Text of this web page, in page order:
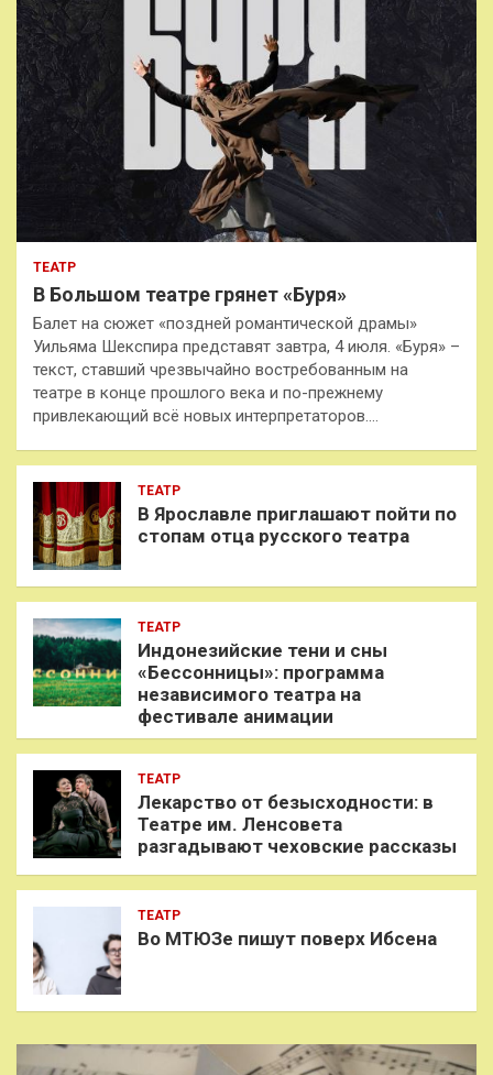
ТЕАТР
В Большом театре грянет «Буря»
Балет на сюжет «поздней романтической драмы»
Уильяма Шекспира представят завтра, 4 июля. «Буря» –
текст, ставший чрезвычайно востребованным на
театре в конце прошлого века и по-прежнему
привлекающий всё новых интерпретаторов.…
ТЕАТР
В Ярославле приглашают пойти по
стопам отца русского театра
ТЕАТР
Индонезийские тени и сны
«Бессонницы»: программа
независимого театра на
фестивале анимации
ТЕАТР
Лекарство от безысходности: в
Театре им. Ленсовета
разгадывают чеховские рассказы
ТЕАТР
Во МТЮЗе пишут поверх Ибсена